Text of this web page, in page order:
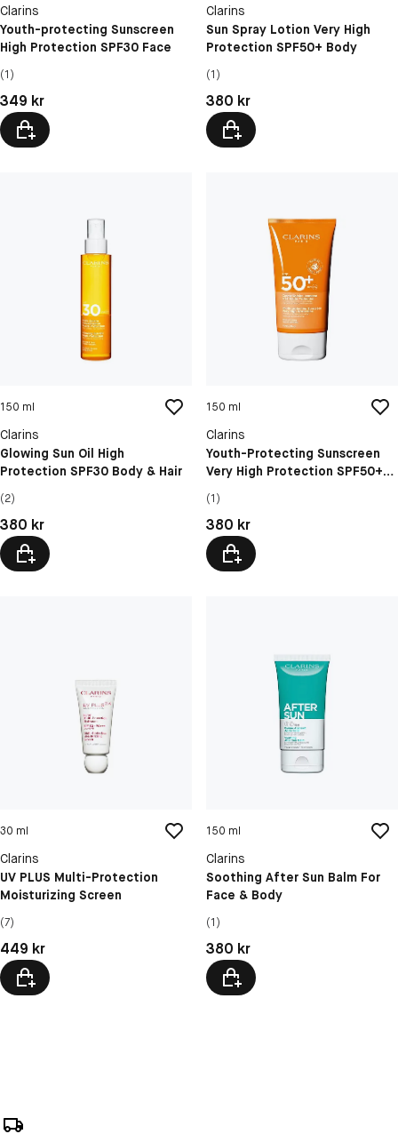
Clarins
Youth-protecting Sunscreen
High Protection SPF30 Face
(1)
Pris: 349 kr
349 kr
Clarins
Sun Spray Lotion Very High
Protection SPF50+ Body
(1)
Pris: 380 kr
380 kr
150 ml
Clarins
Glowing Sun Oil High
Protection SPF30 Body & Hair
(2)
Pris: 380 kr
380 kr
150 ml
Clarins
Youth-Protecting Sunscreen
Very High Protection SPF50+
(1)
Pris: 380 kr
380 kr
30 ml
Clarins
UV PLUS Multi-Protection
Moisturizing Screen
(7)
Pris: 449 kr
449 kr
150 ml
Clarins
Soothing After Sun Balm For
Face & Body
(1)
Pris: 380 kr
380 kr